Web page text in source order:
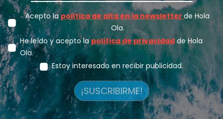
Acepto lapolítica de alta en la newsletter de Hola
Ola.
He leído y acepto lapolítica de privacidadde Hola
Ola.
Estoy interesado en recibir publicidad.
¡SUSCRIBIRME!